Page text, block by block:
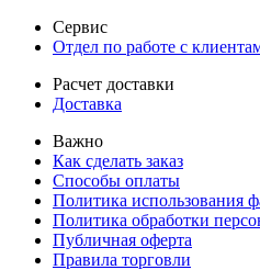
Сервис
Отдел по работе с
Расчет доставки
Доставка
Важно
Как сделать заказ
Способы оплаты
Политика использования
Политика обработки
Публичная оферта
Правила торговли